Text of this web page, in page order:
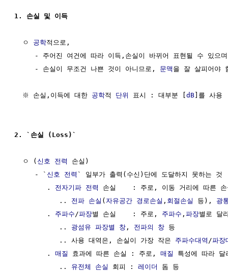
1. 손실 및 이득
  ㅇ
공학적으로,
- 주어진 여건에 따라 이득,손실이 바뀌어 표현될 수 있으
     - 손실이 무조건 나쁜 것이 아니므로,
문맥 을 잘 살피어야
  ※ 손실,이득에 대한
공학적 단위 표시 : 대부분 [dB]를 사용
2. `손실 (Loss)`
  ㅇ (
신호 전력
손실)
     - `
신호 전력 ` 일부가 출력(수신)단에 도달하지 못하는 것
        .
전자기파 전력
손실    : 주로, 이동 거리에 따른 손
           ..
전파 손실 (자유공간 경로손실 , 회절손실 등), 광
        .
주파수 /파장별 손실    : 주로, 주파수 , 파장별로 달
           ..
광섬유 파장별 창 , 전파의 창 등
           .. 사용 대역은, 손실이 가장 작은
주파수대역 /파장
        .
매질 효과에 따른 손실 : 주로, 매질
특성에 따라 달
           ..
유전체 손실 회피 : 레이더
돔 등